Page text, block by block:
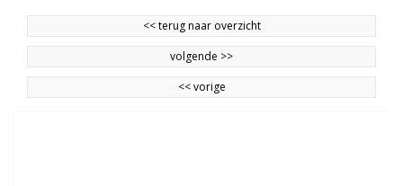
<<terug naar overzicht
volgende >>
<<vorige